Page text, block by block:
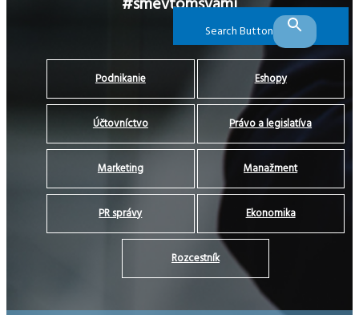
Search Button
Podnikanie Eshopy
Účtovníctvo Právo a legislatíva
Marketing Manažment
PR správy Ekonomika
Rozcestník